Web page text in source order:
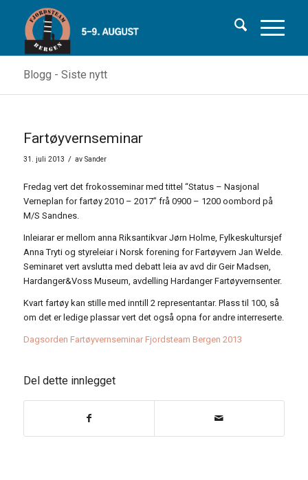
Blogg - Siste nytt
Fartøyvernseminar
31. juli 2013 / av Sander
Fredag vert det frokosseminar med tittel “Status – Nasjonal
Verneplan for fartøy 2010 – 2017” frå 0900 – 1200 oombord på
M/S Sandnes.
Inleiarar er mellom anna Riksantikvar Jørn Holme, Fylkeskultursjef
Anna Tryti og styreleiar i Norsk forening for Fartøyvern Jan Welde.
Seminaret vert avslutta med debatt leia av avd dir Geir Madsen,
Hardanger&Voss Museum, avdelling Hardanger Fartøyvernsenter.
Kvart fartøy kan stille med inntill 2 representantar. Plass til 100, så
om det er ledige plassar vert det også opna for andre interreserte.
Dagsorden Fartøyvernseminar Fjordsteam Bergen 2013
Del dette innlegget